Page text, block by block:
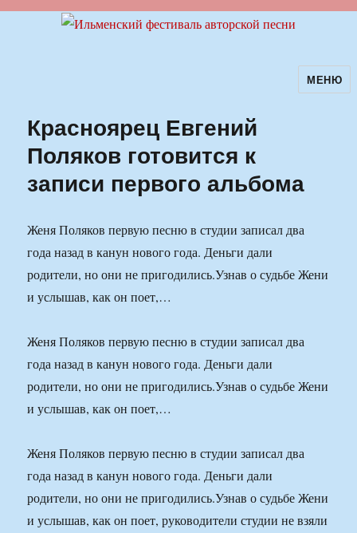
Ильменский фестиваль авторскойМЕНЮ
Красноярец Евгений
Поляков готовится к
записи первого альбома
Женя Поляков первую песню в студии записал два
года назад в канун нового года. Деньги дали
родители, но они не пригодились.Узнав о судьбе Жени
и услышав, как он поет,…
Женя Поляков первую песню в студии записал два
года назад в канун нового года. Деньги дали
родители, но они не пригодились.Узнав о судьбе Жени
и услышав, как он поет,…
Женя Поляков первую песню в студии записал два
года назад в канун нового года. Деньги дали
родители, но они не пригодились.Узнав о судьбе Жени
и услышав, как он поет, руководители студии не взяли